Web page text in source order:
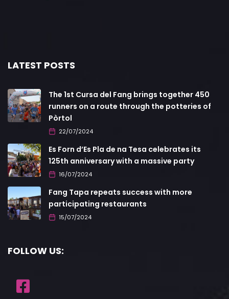
LATEST POSTS
The 1st Cursa del Fang brings together 450
runners on a route through the potteries of
Pòrtol
22/07/2024
Es Forn d’Es Pla de na Tesa celebrates its
125th anniversary with a massive party
16/07/2024
Fang Tapa repeats success with more
participating restaurants
15/07/2024
FOLLOW US: